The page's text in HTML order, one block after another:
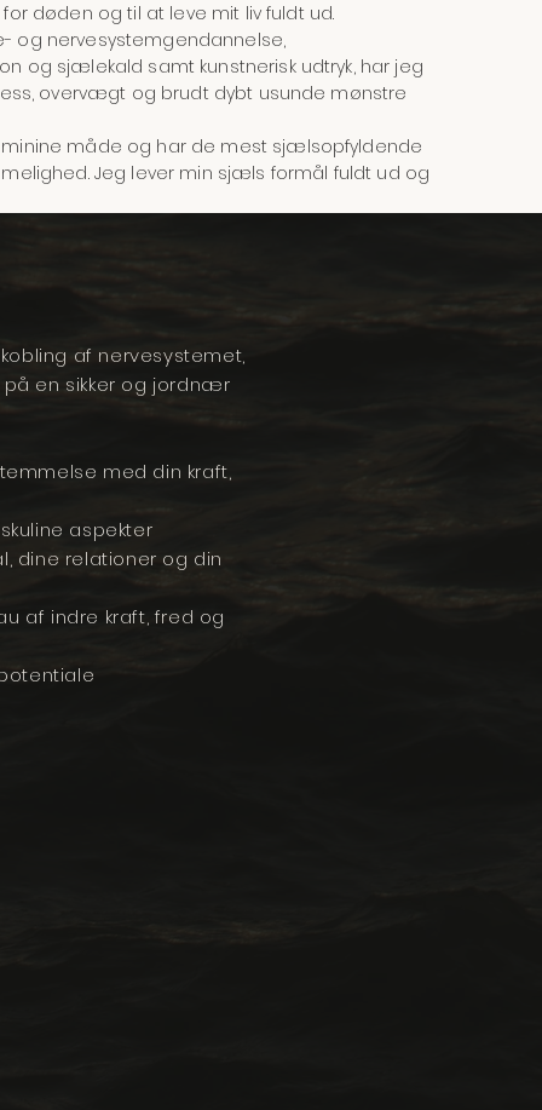
døden og til at leve mit liv fuldt ud.
og nervesystemgendannelse,
og sjælekald samt kunstnerisk udtryk, har jeg
overvægt og brudt dybt usunde mønstre
måde og har de mest sjælsopfyldende
Jeg lever min sjæls formål fuldt ud og
af nervesystemet,
en sikker og jordnær
med din kraft,
aspekter
dine relationer og din
af indre kraft, fred og